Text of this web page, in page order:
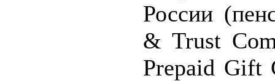
России
& Trust
Prepaid Gift